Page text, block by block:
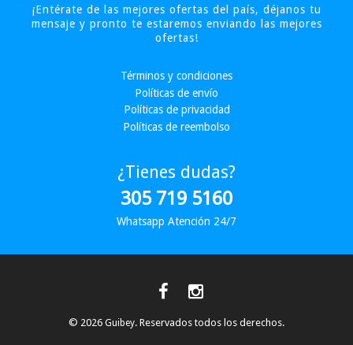
¡Entérate de las mejores ofertas del país, déjanos tu
mensaje y pronto te estaremos enviando las mejores
ofertas!
Términos y condiciones
Políticas de envío
Políticas de privacidad
Políticas de reembolso
¿Tienes dudas?
305 719 5160
Whatsapp Atención 24/7
© 2026 Guibey. Reservados todos los derechos.